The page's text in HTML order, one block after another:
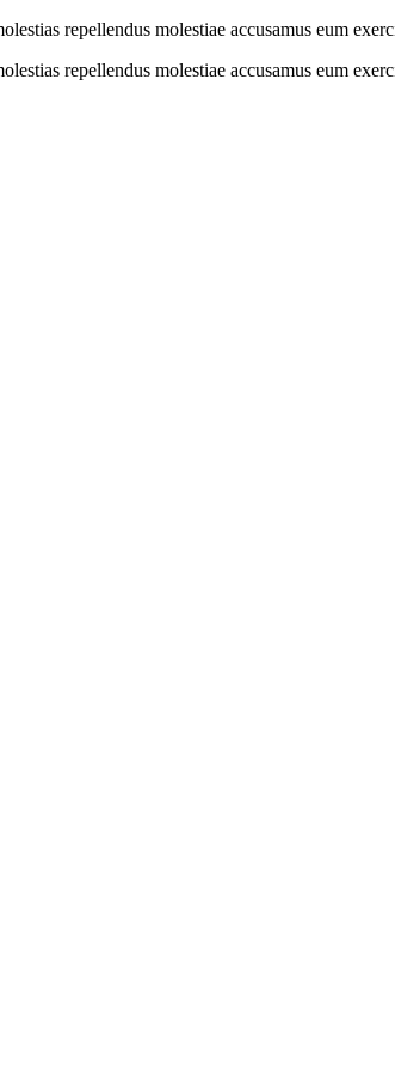
repellendus molestiae accusamus eum
repellendus molestiae accusamus eum